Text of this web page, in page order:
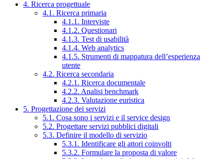
4. Ricerca progettuale
4.1. Ricerca primaria
4.1.1. Interviste
4.1.2. Questionari
4.1.3. Test di usabilità
4.1.4. Web analytics
4.1.5. Strumenti di mappatura dell’esperienza
utente
4.2. Ricerca secondaria
4.2.1. Ricerca documentale
4.2.2. Analisi benchmark
4.2.3. Valutazione euristica
5. Progettazione dei servizi
5.1. Cosa sono i servizi e il service design
5.2. Progettare servizi pubblici digitali
5.3. Definire il modello di servizio
5.3.1. Identificare gli attori coinvolti
5.3.2. Formulare la proposta di valore